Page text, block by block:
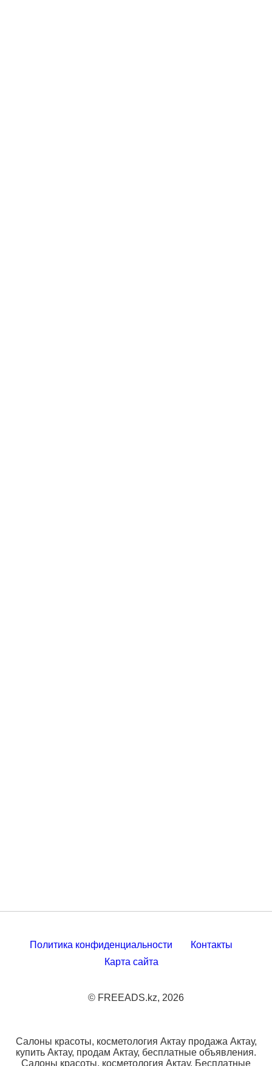
Политика конфиденциальности
Контакты
Карта сайта
© FREEADS.kz, 2026
Салоны красоты, косметология Актау продажа Актау,
купить Актау, продам Актау, бесплатные объявления.
Салоны красоты, косметология Актау. Бесплатные